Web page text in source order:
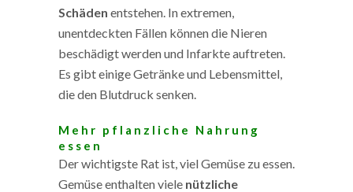
Schäden entstehen. In extremen,
unentdeckten Fällen können die Nieren
beschädigt werden und Infarkte auftreten.
Es gibt einige Getränke und Lebensmittel,
die den Blutdruck senken.
Mehr pflanzliche Nahrung
essen
Der wichtigste Rat ist, viel Gemüse zu essen.
Gemüse enthalten viele nützliche